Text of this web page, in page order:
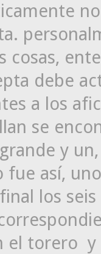
cosas,
debe
a los
se
y
así,
los
el torero y